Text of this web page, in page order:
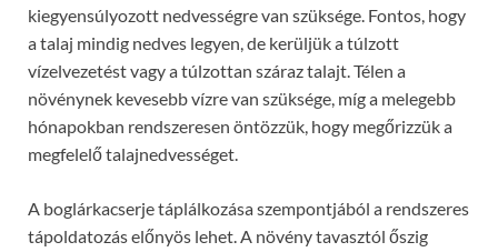
kiegyensúlyozott nedvességre van szüksége. Fontos, hogy
a talaj mindig nedves legyen, de kerüljük a túlzott
vízelvezetést vagy a túlzottan száraz talajt. Télen a
növénynek kevesebb vízre van szüksége, míg a melegebb
hónapokban rendszeresen öntözzük, hogy megőrizzük a
megfelelő talajnedvességet.
A boglárkacserje táplálkozása szempontjából a rendszeres
tápoldatozás előnyös lehet. A növény tavasztól őszig